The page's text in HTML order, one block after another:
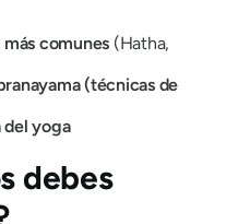
comunes (Hatha,
(técnicas de
del yoga
debes